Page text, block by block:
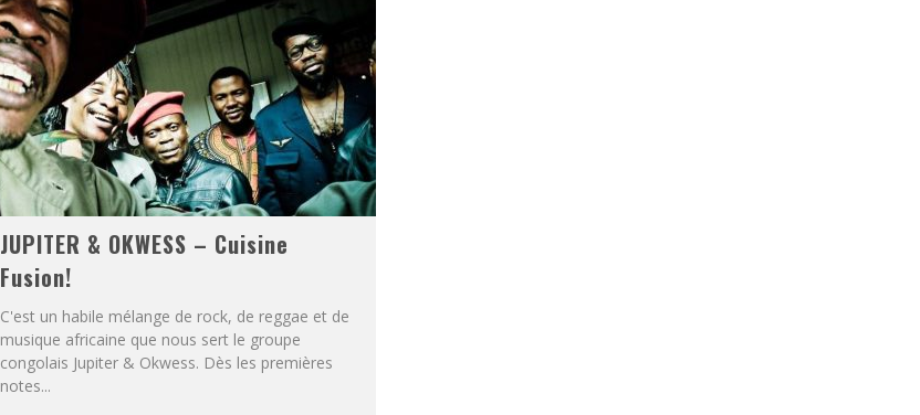
JUPITER & OKWESS – Cuisine
Fusion!
C'est un habile mélange de rock, de reggae et de
musique africaine que nous sert le groupe
congolais Jupiter & Okwess. Dès les premières
notes...